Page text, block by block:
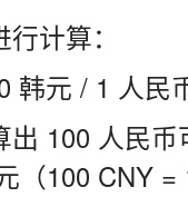
计算：
韩元 / 1 人民
100 人民
（100 CNY =